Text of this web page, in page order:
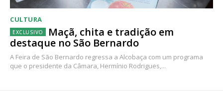
CULTURA
Maçã, chita e tradição em
destaque no São Bernardo
A Feira de São Bernardo regressa a Alcobaça com um programa
que o presidente da Câmara, Hermínio Rodrigues,...